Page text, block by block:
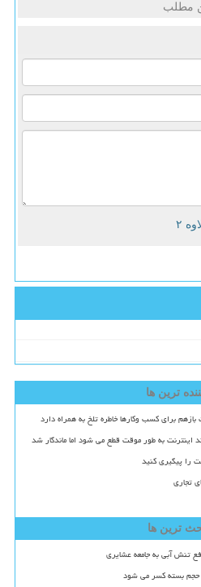
مطلب
ترین ها
برای کسب وکارها خاطره تلخ به همراه دارد
را پیگیری کنید
تجاری
ترین ها
حجم بسته کسر می شود